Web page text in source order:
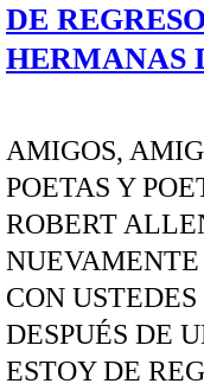
DE
HERMANAS
AMIGOS,
POETAS Y
ROBERT
NUEVAMENTE
CON
DESPUÉS DE
ESTOY DE